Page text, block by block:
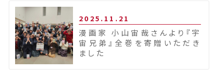
2025.11.21
漫画家 小山宙哉さんより『宇
宙兄弟』全巻を寄贈いただき
ました